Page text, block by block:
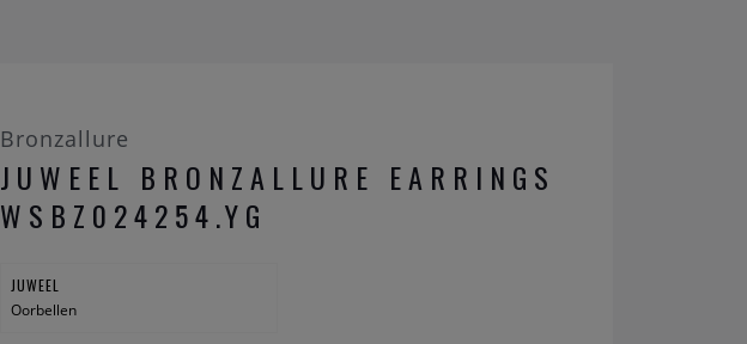
Bronzallure
JUWEEL BRONZALLURE EARRINGS
WSBZ024254.YG
JUWEEL
Oorbellen